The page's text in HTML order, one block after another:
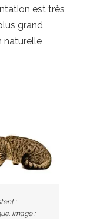
est très
grand
naturelle
:
Image :